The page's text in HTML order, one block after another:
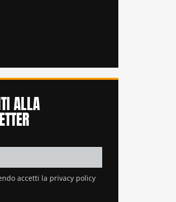
ALLA
accetti la privacy policy